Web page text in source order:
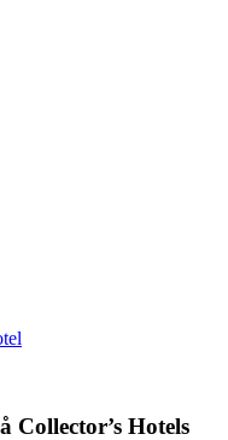
Collector’s Hotels